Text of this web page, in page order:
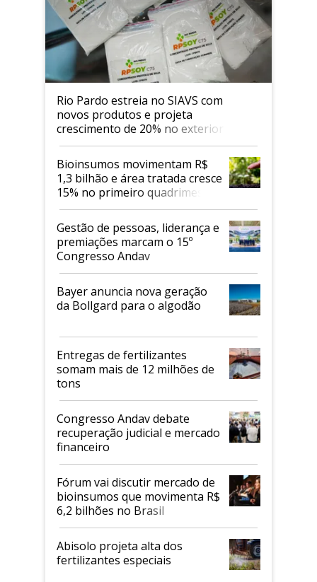
Rio Pardo estreia no SIAVS com
novos produtos e projeta
crescimento de 20% no exterior
Bioinsumos movimentam R$
1,3 bilhão e área tratada cresce
15% no primeiro quadrimestre
de 2026
Gestão de pessoas, liderança e
premiações marcam o 15º
Congresso Andav
Bayer anuncia nova geração
da Bollgard para o algodão
Entregas de fertilizantes
somam mais de 12 milhões de
tons
Congresso Andav debate
recuperação judicial e mercado
financeiro
Fórum vai discutir mercado de
bioinsumos que movimenta R$
6,2 bilhões no Brasil
Abisolo projeta alta dos
fertilizantes especiais